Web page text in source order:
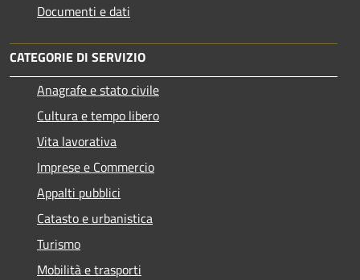
Documenti e dati
CATEGORIE DI SERVIZIO
Anagrafe e stato civile
Cultura e tempo libero
Vita lavorativa
Imprese e Commercio
Appalti pubblici
Catasto e urbanistica
Turismo
Mobilità e trasporti